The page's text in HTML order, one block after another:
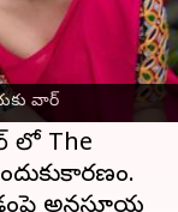
వార్
అభిమనులకు
లో The